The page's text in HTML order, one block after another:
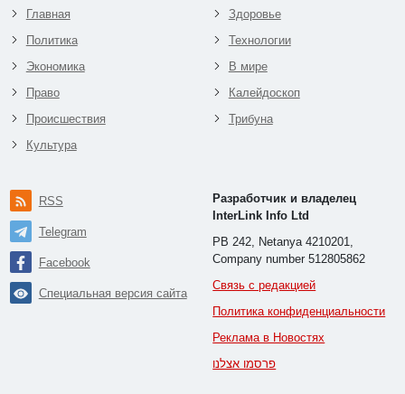
Главная
Политика
Экономика
Право
Происшествия
Культура
Здоровье
Технологии
В мире
Калейдоскоп
Трибуна
RSS
Telegram
Facebook
Специальная версия сайта
Разработчик и владелец
InterLink Info Ltd
PB 242, Netanya 4210201,
Company number 512805862
Связь с редакцией
Политика конфиденциальности
Реклама в Новостях
פרסמו אצלנו